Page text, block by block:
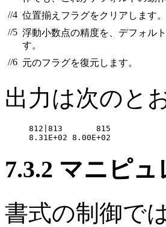
//4 位置揃えフラグをクリアします。
//5 浮動小数点の精度を、デフォル
す。
//6 元のフラグを復元します。
出力は次のと
812|813       815
8.31E+02 8.00E+02
7.3.2 マニピュ
書式の制御で